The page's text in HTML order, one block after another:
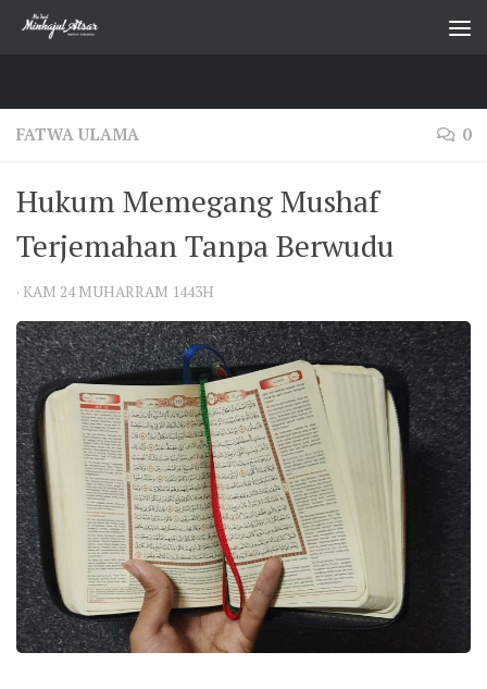
Skip to content
FATWA ULAMA 0
Hukum Memegang Mushaf
Terjemahan Tanpa Berwudu
· KAM 24 MUHARRAM 1443H